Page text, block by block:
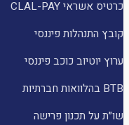
כרטיס אשראי CLAL-PAY
קובץ התנהלות פיננסי
ערוץ יוטיוב כוכב פיננסי
BTB בהלוואות חברתיות
שו״ת על תכנון פרישה